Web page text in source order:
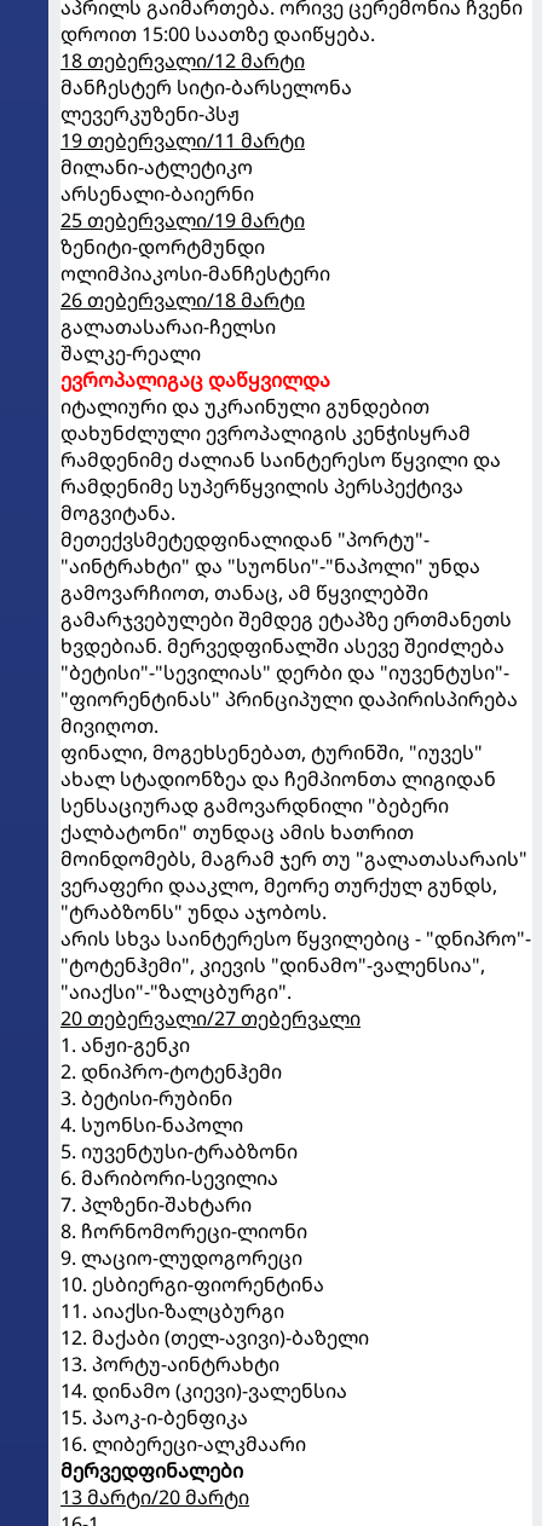
აპრილს გაიმართება. ორივე ცერემონია ჩვენი
დროით 15:00 საათზე დაიწყება.
18 თებერვალი/12 მარტი
მანჩესტერ სიტი-ბარსელონა
ლევერკუზენი-პსჟ
19 თებერვალი/11 მარტი
მილანი-ატლეტიკო
არსენალი-ბაიერნი
25 თებერვალი/19 მარტი
ზენიტი-დორტმუნდი
ოლიმპიაკოსი-მანჩესტერი
26 თებერვალი/18 მარტი
გალათასარაი-ჩელსი
შალკე-რეალი
ევროპალიგაც დაწყვილდა
იტალიური და უკრაინული გუნდებით
დახუნძლული ევროპალიგის კენჭისყრამ
რამდენიმე ძალიან საინტერესო წყვილი და
რამდენიმე სუპერწყვილის პერსპექტივა
მოგვიტანა.
მეთექვსმეტედფინალიდან "პორტუ"-
"აინტრახტი" და "სუონსი"-"ნაპოლი" უნდა
გამოვარჩიოთ, თანაც, ამ წყვილებში
გამარჯვებულები შემდეგ ეტაპზე ერთმანეთს
ხვდებიან. მერვედფინალში ასევე შეიძლება
"ბეტისი"-"სევილიას" დერბი და "იუვენტუსი"-
"ფიორენტინას" პრინციპული დაპირისპირება
მივიღოთ.
ფინალი, მოგეხსენებათ, ტურინში, "იუვეს"
ახალ სტადიონზეა და ჩემპიონთა ლიგიდან
სენსაციურად გამოვარდნილი "ბებერი
ქალბატონი" თუნდაც ამის ხათრით
მოინდომებს, მაგრამ ჯერ თუ "გალათასარაის"
ვერაფერი დააკლო, მეორე თურქულ გუნდს,
"ტრაბზონს" უნდა აჯობოს.
არის სხვა საინტერესო წყვილებიც - "დნიპრო"-
"ტოტენჰემი", კიევის "დინამო"-ვალენსია",
"აიაქსი"-"ზალცბურგი".
20 თებერვალი/27 თებერვალი
1. ანჟი-გენკი
2. დნიპრო-ტოტენჰემი
3. ბეტისი-რუბინი
4. სუონსი-ნაპოლი
5. იუვენტუსი-ტრაბზონი
6. მარიბორი-სევილია
7. პლზენი-შახტარი
8. ჩორნომორეცი-ლიონი
9. ლაციო-ლუდოგორეცი
10. ესბიერგი-ფიორენტინა
11. აიაქსი-ზალცბურგი
12. მაქაბი (თელ-ავივი)-ბაზელი
13. პორტუ-აინტრახტი
14. დინამო (კიევი)-ვალენსია
15. პაოკ-ი-ბენფიკა
16. ლიბერეცი-ალკმაარი
მერვედფინალები
13 მარტი/20 მარტი